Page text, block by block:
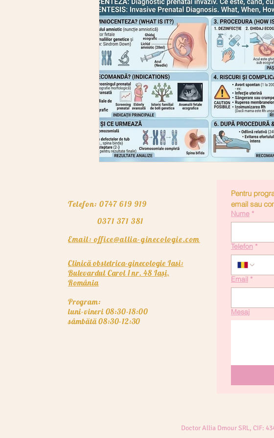
Telefon: 0747 619 919
Clinică obstetrica-ginecologie Iasi:
Bulevardul Carol Inr. 48 Iași,
România
Email: office@allia-ginecologie.com
Program:
luni-vineri 08:30-18:00
sâmbătă 08:30-12:30
0371 371 381
Pentru
email sau
Nume *
Telefon *
Email *
Mesaj
Doctor Allia Dmour SRL, CIF: